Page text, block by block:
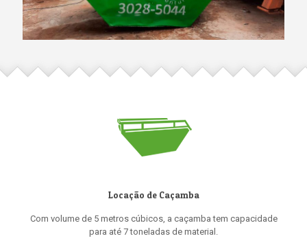
Locação de Caçamba
Com volume de 5 metros cúbicos, a caçamba tem capacidade
para até 7 toneladas de material.